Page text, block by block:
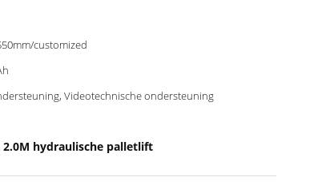
customized
Videotechnische ondersteuning
2.0M hydraulische palletlift